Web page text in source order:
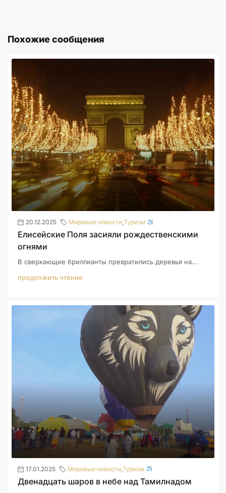
Похожие сообщения
20.12.2025 Мировые новости,Туризм
Елисейские Поля засияли рождественскими
огнями
В сверкающие бриллианты превратились деревья на...
продолжить чтение
17.01.2025 Мировые новости Туризм
Двенадцать шаров в небе над Тамилнадом